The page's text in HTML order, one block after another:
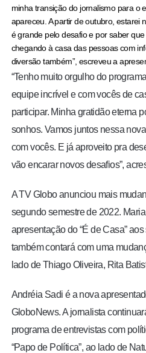
minha transição do jornalismo para o
apareceu. A partir de outubro, estarei
é grande pelo desafio e por saber que
chegando à casa das pessoas com
diversão também”, escreveu a
“Tenho muito orgulho do
equipe incrível e com vocês de
participar. Minha gratidão eterna
sonhos. Vamos juntos nessa
com vocês. E já aproveito pra
vão encarar novos desafios”,
A TV Globo anunciou mais
segundo semestre de 2022.
apresentação do “É de Casa”
também contará com uma
lado de Thiago Oliveira, Rita
Andréia Sadi é a nova
GloboNews. A jornalista
programa de entrevistas com
“Papo de Política”, ao lado de